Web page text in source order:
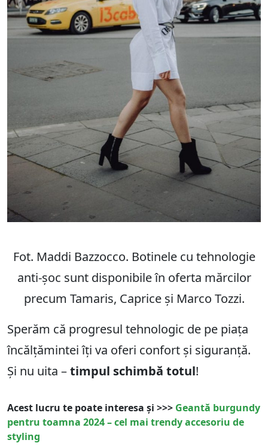
Fot. Maddi Bazzocco. Botinele cu tehnologie
anti-șoc sunt disponibile în oferta mărcilor
precum Tamaris, Caprice și Marco Tozzi.
Sperăm că progresul tehnologic de pe piața
încălțămintei îți va oferi confort și siguranță.
Și nu uita –timpul schimbă totul!
Acest lucru te poate interesa și >>> Geantă burgundy
pentru toamna 2024 – cel mai trendy accesoriu de
styling